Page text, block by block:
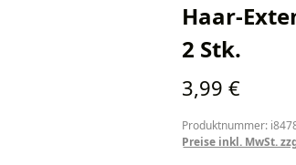
Haar-
2 Stk.
Regulärer Preis:
3,99 €
Produktnummer:
Preise inkl. MwSt.